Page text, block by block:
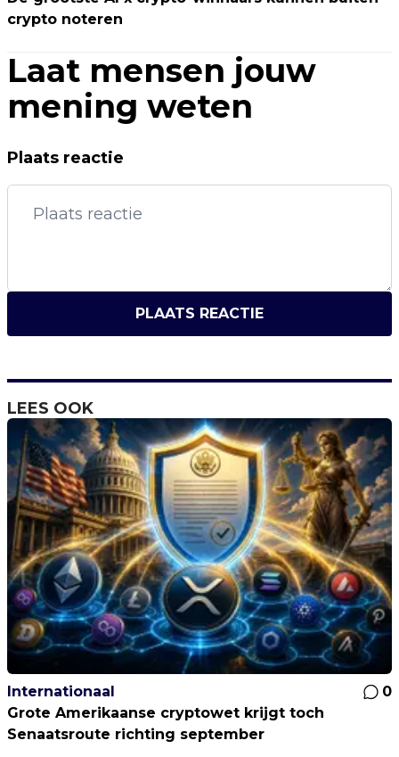
crypto noteren
Laat mensen jouw
mening weten
Plaats reactie
PLAATS REACTIE
LEES OOK
Internationaal
0
Grote Amerikaanse cryptowet krijgt toch
Senaatsroute richting september